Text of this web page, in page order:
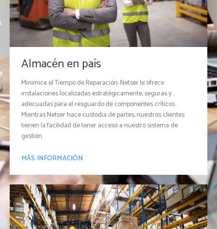
Almacén en país
Minimice el Tiempo de Reparación. Netser le ofrece
instalaciones localizadas estratégicamente, seguras y
adecuadas para el resguardo de componentes críticos.
Mientras Netser hace custodia de partes, nuestros clientes
tienen la facilidad de tener acceso a nuestro sistema de
gestión.
MÁS INFORMACIÓN